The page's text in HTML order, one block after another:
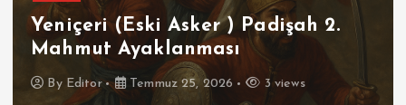
Yeniçeri (Eski Asker ) Padişah 2.
Mahmut Ayaklanması
By Editor Temmuz 25, 2026 3 views